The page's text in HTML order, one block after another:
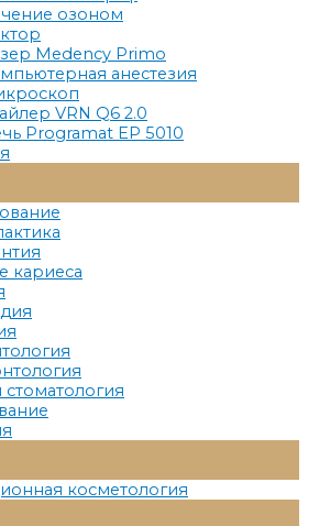
озоном
Medency Primo
анестезия
VRN Q6 2.0
Programat EP 5010
Меню
кариеса
стоматология
Меню
косметология